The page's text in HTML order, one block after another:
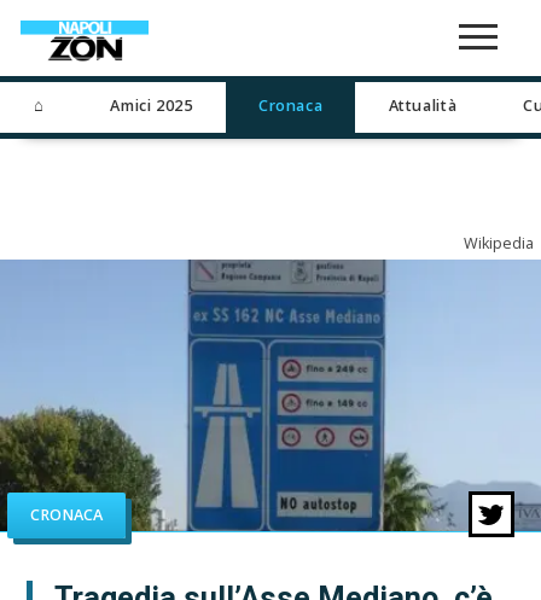
⌂ Amici 2025 Cronaca Attualità
Wikipedia
CRONACA